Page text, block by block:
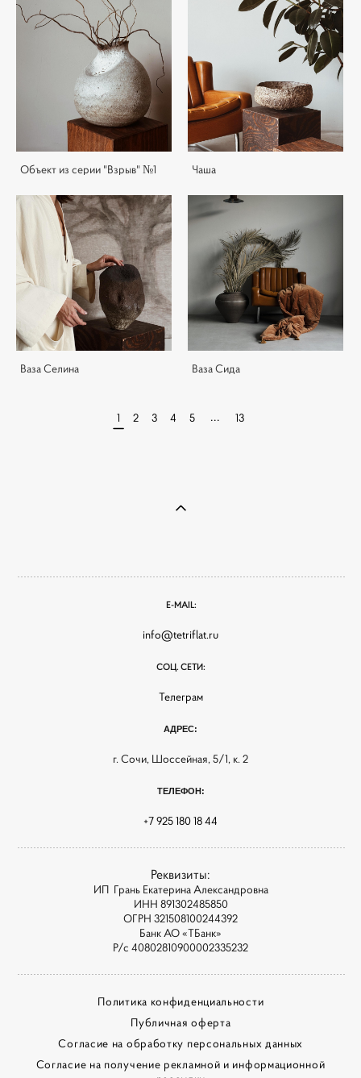
Объект из серии "Взрыв" №1 Чаша
Ваза Селина Ваза Сида
1 2 3 4 5 ... 13
E-MAIL:
info@tetriflat.ru
СОЦ. СЕТИ:
Телеграм
АДРЕС:
г. Сочи, Шоссейная, 5/1, к. 2
ТЕЛЕФОН:
+7 925 180 18 44
Реквизиты:
ИП Грань Екатерина Александровна
ИНН 891302485850
ОГРН 321508100244392
Банк АО «ТБанк»
Р/с 40802810900002335232
Политика конфиденциальности
Публичная оферта
Согласие на обработку персональных данных
Согласие на получение рекламной и информационной